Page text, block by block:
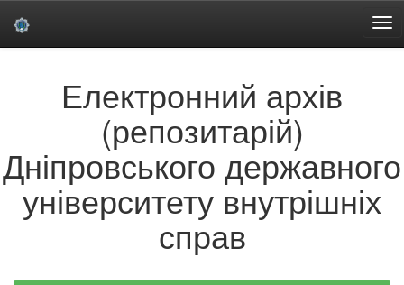
Електронний архів
(репозитарій)
Дніпровського державного
університету внутрішніх
справ